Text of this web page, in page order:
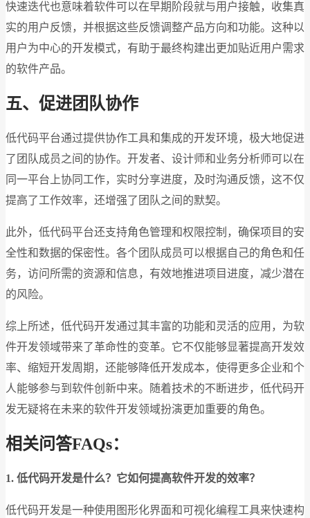
快速迭代也意味着软件可以在早期阶段就与用户接触，收集真
实的用户反馈，并根据这些反馈调整产品方向和功能。这种以
用户为中心的开发模式，有助于最终构建出更加贴近用户需求
的软件产品。
五、促进团队协作
低代码平台通过提供协作工具和集成的开发环境，极大地促进
了团队成员之间的协作。开发者、设计师和业务分析师可以在
同一平台上协同工作，实时分享进度，及时沟通反馈，这不仅
提高了工作效率，还增强了团队之间的默契。
此外，低代码平台还支持角色管理和权限控制，确保项目的安
全性和数据的保密性。各个团队成员可以根据自己的角色和任
务，访问所需的资源和信息，有效地推进项目进度，减少潜在
的风险。
综上所述，低代码开发通过其丰富的功能和灵活的应用，为软
件开发领域带来了革命性的变革。它不仅能够显著提高开发效
率、缩短开发周期，还能够降低开发成本，使得更多企业和个
人能够参与到软件创新中来。随着技术的不断进步，低代码开
发无疑将在未来的软件开发领域扮演更加重要的角色。
相关问答FAQs：
1. 低代码开发是什么？它如何提高软件开发的效率？
低代码开发是一种使用图形化界面和可视化编程工具来快速构